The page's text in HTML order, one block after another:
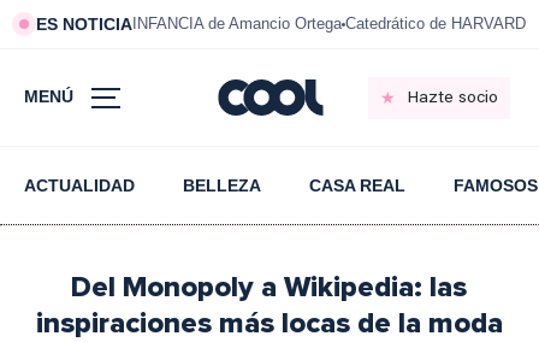
ES NOTICIA INFANCIA de Amancio Ortega Catedrático de HARVARD
MENÚ Hazte socio
ACTUALIDAD BELLEZA CASA REAL FAMOSOS
Del Monopoly a Wikipedia: las
inspiraciones más locas de la moda